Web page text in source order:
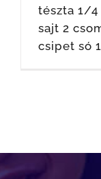
tészta 1/4
sajt 2
csipet só